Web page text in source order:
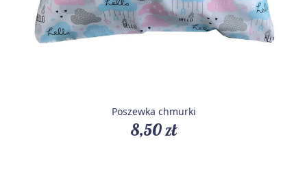
Poszewka chmurki
8,50 zł